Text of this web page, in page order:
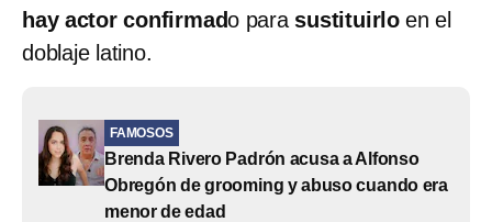
hay actor confirmado para sustituirlo en el
doblaje latino.
FAMOSOS
Brenda Rivero Padrón acusa a Alfonso
Obregón de grooming y abuso cuando era
menor de edad